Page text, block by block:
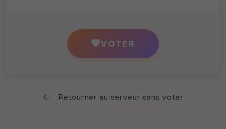
VOTER
Retourner au serveur sans voter